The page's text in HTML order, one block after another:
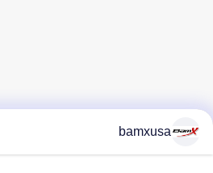
bamxusa